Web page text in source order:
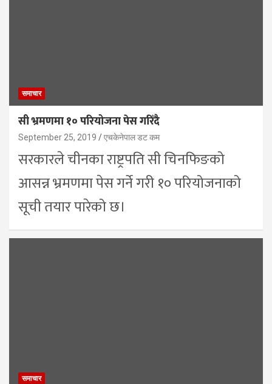
समाचार
सी भ्रमणमा १० परियोजना पेस गरिँदै
September 25, 2019 एचकेनेपाल डट कम
सरकारले चीनका राष्ट्रपति सी चिनफिङको
आसन्न भ्रमणमा पेस गर्ने गरी १० परियोजनाको
सूची तयार पारेको छ।
समाचार